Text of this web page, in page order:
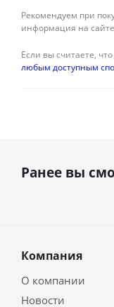
Рекомендуем при
информация на
Если вы считаете,
любым доступным
Ранее вы
Компания
О компании
Новости